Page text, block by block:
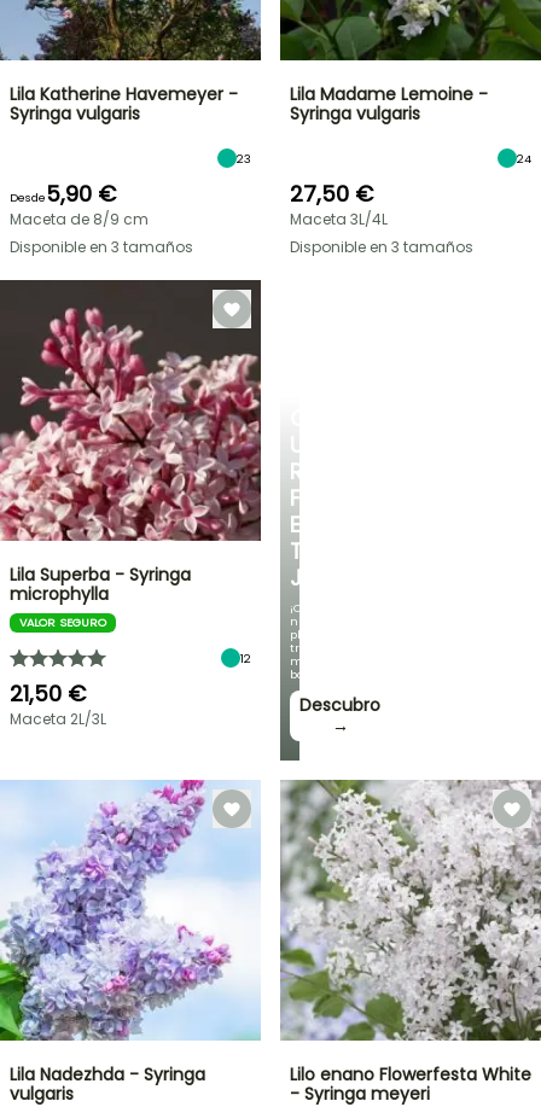
UN
RINCÓN
FRESCO
EN
TU
JARDÍN
¡Con
nuestras
plantas
trepadoras
más
bonitas!
Descubro
→
Lila Katherine Havemeyer -
Syringa vulgaris
23
Desde5,90 €
Maceta de 8/9 cm
Disponible en 3 tamaños
Lila Madame Lemoine -
Syringa vulgaris
24
27,50 €
Maceta 3L/4L
Disponible en 3 tamaños
Lila Superba - Syringa
microphylla
VALOR SEGURO
12
21,50 €
Maceta 2L/3L
Lila Nadezhda - Syringa
vulgaris
Lilo enano Flowerfesta White
- Syringa meyeri